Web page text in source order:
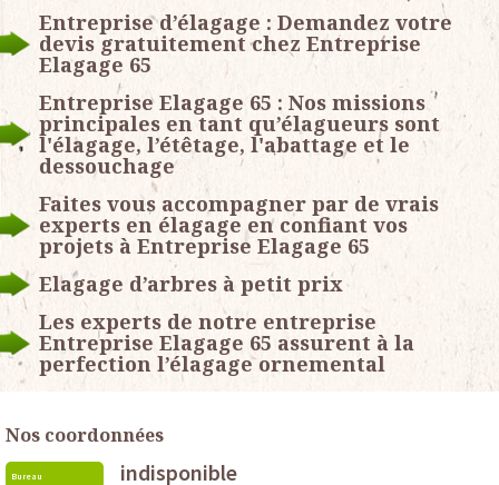
Entreprise d’élagage : Demandez votre
devis gratuitement chez Entreprise
Elagage 65
Entreprise Elagage 65 : Nos missions
principales en tant qu’élagueurs sont
l'élagage, l’étêtage, l'abattage et le
dessouchage
Faites vous accompagner par de vrais
experts en élagage en confiant vos
projets à Entreprise Elagage 65
Elagage d’arbres à petit prix
Les experts de notre entreprise
Entreprise Elagage 65 assurent à la
perfection l’élagage ornemental
Nos coordonnées
Bureau indisponible